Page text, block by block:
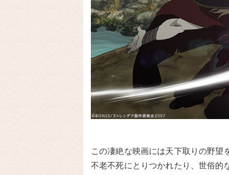
この凄絶な映画には天下取りの野望
不老不死にとりつかれたり、世俗的